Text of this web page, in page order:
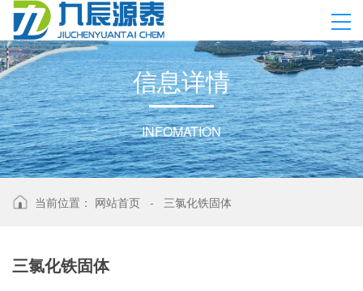
信息详情
INFOMATION
当前位置： 网站首页 - 三氯化铁固体
三氯化铁固体